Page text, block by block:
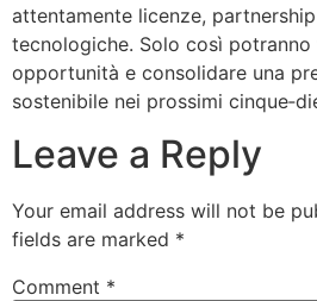
attentamente licenze,
tecnologiche. Solo così
opportunità e consolidare una
sostenibile nei prossimi
Leave a Reply
Your email address will not be
fields are marked *
Comment *